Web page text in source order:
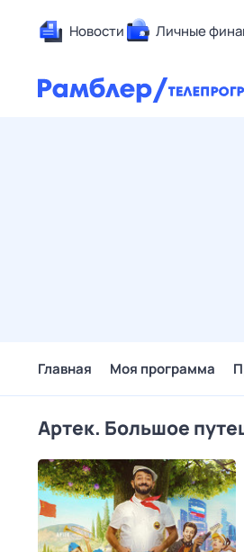
Новости Личные
Главная Моя программа
Артек. Большое